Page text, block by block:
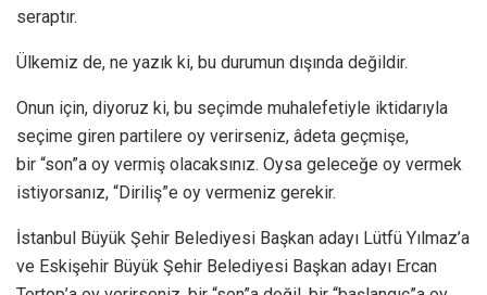
seraptır.
Ülkemiz de, ne yazık ki, bu durumun dışında değildir.
Onun için, diyoruz ki, bu seçimde muhalefetiyle iktidarıyla
seçime giren partilere oy verirseniz, âdeta geçmişe,
bir “son”a oy vermiş olacaksınız. Oysa geleceğe oy vermek
istiyorsanız, “Diriliş”e oy vermeniz gerekir.
İstanbul Büyük Şehir Belediyesi Başkan adayı Lütfü Yılmaz’a
ve Eskişehir Büyük Şehir Belediyesi Başkan adayı Ercan